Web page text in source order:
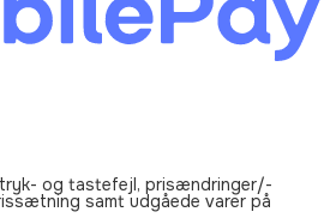
og tastefejl, prisændringer/-
samt udgåede varer på